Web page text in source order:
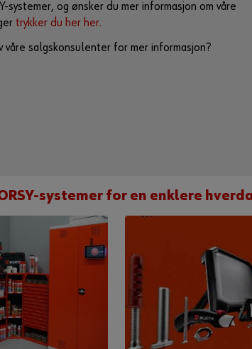
systemer, og ønsker du mer informasjon om våre
trykker du her her.
våre salgskonsulenter for mer informasjon?
systemer for en enklere